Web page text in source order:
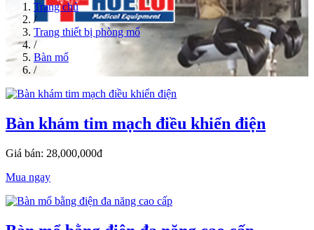
Trang chủ
/
Trang thiết bị phòng mổ
/
Bàn mổ
/
Bàn khám tim mạch điều khiển điện
Giá bán: 28,000,000đ
Mua ngay